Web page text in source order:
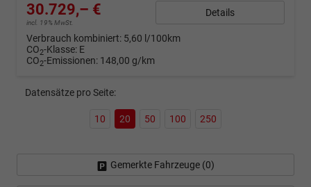
30.729,– €
incl. 19% MwSt.
Details
Verbrauch kombiniert: 5,60 l/100km
CO2-Klasse: E
CO2-Emissionen: 148,00 g/km
Datensätze pro Seite:
10 20 50 100 250
Gemerkte Fahrzeuge (0)